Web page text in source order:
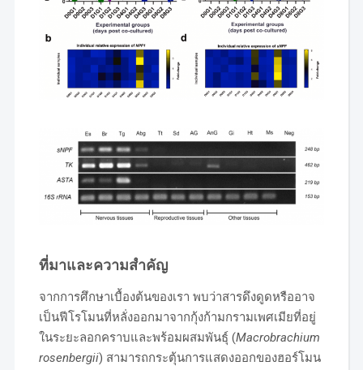
ที่มาและความสำคัญ
จากการศึกษาเบื้องต้นของเรา พบว่าสารดึงดูดหรืออาจ
เป็นฟีโรโมนที่หลั่งออกมาจากกุ้งก้ามกรามเพศเมียที่อยู่
ในระยะลอกคราบและพร้อมผสมพันธุ์ (Macrobrachium
rosenbergii) สามารถกระตุ้นการแสดงออกของฮอร์โมน